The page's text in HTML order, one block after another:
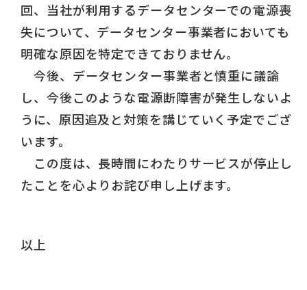
回、当社が利用するデータセンターでの電源喪
失について、データセンター事業者においても
明確な原因を特定できておりません。
今後、データセンター事業者と慎重に議論
し、今後このような電源断障害が発生しないよ
うに、原因追及と対策を講じていく予定でござ
います。
この度は、長時間にわたりサービスが停止し
たことを心よりお詫び申し上げます。
以上